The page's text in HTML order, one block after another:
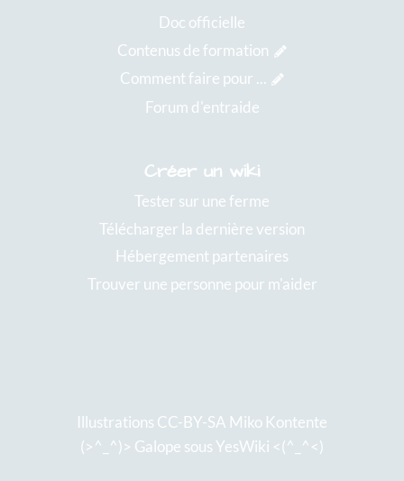
Doc officielle
Contenus de formation
Comment faire pour ...
Forum d'entraide
Créer un wiki
Tester sur une ferme
Télécharger la dernière version
Hébergement partenaires
Trouver une personne pour m'aider
Illustrations CC-BY-SA Miko Kontente
(>^_^)> Galope sous YesWiki <(^_^<)